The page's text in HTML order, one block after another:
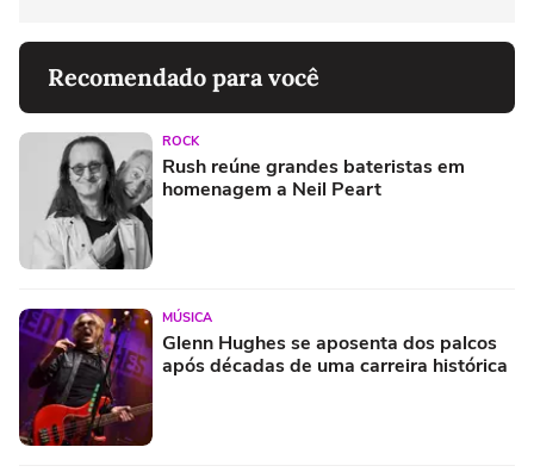
Recomendado para você
ROCK
Rush reúne grandes bateristas em
homenagem a Neil Peart
MÚSICA
Glenn Hughes se aposenta dos palcos
após décadas de uma carreira histórica